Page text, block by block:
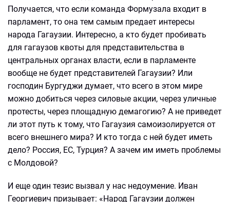
Получается, что если команда Формузала входит в
парламент, то она тем самым предает интересы
народа Гагаузии. Интересно, а кто будет пробивать
для гагаузов квоты для представительства в
центральных органах власти, если в парламенте
вообще не будет представителей Гагаузии? Или
господин Бургуджи думает, что всего в этом мире
можно добиться через силовые акции, через уличные
протесты, через площадную демагогию? А не приведет
ли этот путь к тому, что Гагаузия самоизолируется от
всего внешнего мира? И кто тогда с ней будет иметь
дело? Россия, ЕС, Турция? А зачем им иметь проблемы
с Молдовой?
И еще один тезис вызвал у нас недоумение. Иван
Георгиевич призывает: «Народ Гагаузии должен